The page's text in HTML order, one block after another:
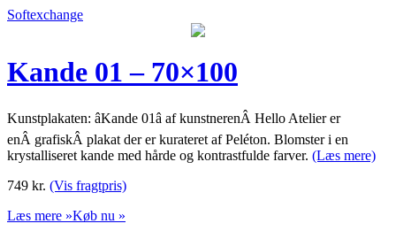
Softexchange
Kande 01 – 70×100
Kunstplakaten: âKande 01â af kunstnerenÂ Hello Atelier er
enÂ grafiskÂ plakat der er kurateret af Peléton. Blomster i en
krystalliseret kande med hårde og kontrastfulde farver. (Læs mere)
749 kr. (Vis fragtpris)
Læs mere »Køb nu »